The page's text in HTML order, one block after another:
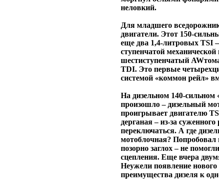
неловкий.
Для младшего
двигатели. Этот 150-
еще два 1,4-литровых TSI
ступенчатой
шестиступенчатый
TDI. Это первые
системой «коммон рейл»
На дизельном 140-сильном
произошло – дизельный
проигрывает двигателю
дерганая – из-за
переключаться. А где
мотоблочная? Попробовал
позорно заглох – не
сцепления. Еще вчера
Неужели появление нового
преимущества дизеля к